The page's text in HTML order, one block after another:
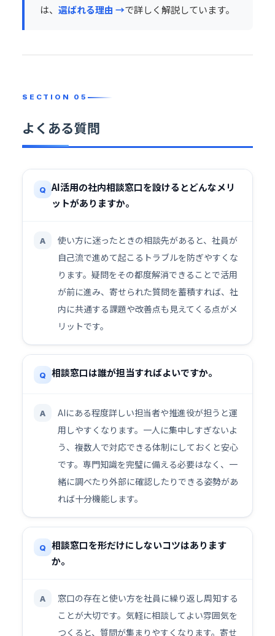
は、 選ばれる理由 →で詳しく解説しています。
よくある質問
Q
AI活用の社内相談窓口を設けるとどんなメリ
ットがありますか。
A
使い方に迷ったときの相談先があると、社員が
自己流で進めて起こるトラブルを防ぎやすくな
ります。疑問をその都度解消できることで活用
が前に進み、寄せられた質問を蓄積すれば、社
内に共通する課題や改善点も見えてくる点がメ
リットです。
Q 相談窓口は誰が担当すればよいですか。
A
AIにある程度詳しい担当者や推進役が担うと運
用しやすくなります。一人に集中しすぎないよ
う、複数人で対応できる体制にしておくと安心
です。専門知識を完璧に備える必要はなく、一
緒に調べたり外部に確認したりできる姿勢があ
れば十分機能します。
Q
相談窓口を形だけにしないコツはあります
か。
A
窓口の存在と使い方を社員に繰り返し周知する
ことが大切です。気軽に相談してよい雰囲気を
つくると、質問が集まりやすくなります。寄せ